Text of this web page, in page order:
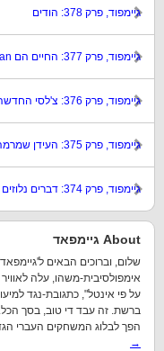
גיימפוד, פרק 378: הודים
גיימפוד, פרק 377: החיים הם Iron Man
גיימפוד, פרק 376: צ'לסי החדשה ביורק החדשה
גיימפוד, פרק 375: העידן שמרמה (סיכום שנת 2025)
גיימפוד, פרק 374: דברים נלוזים
About גיימפאד
אימפולסיבית-משהו, עלה
על פי אינטל", כתגובת-נגד
ברשת. זה עבד די טוב, בסך
הפך לבלוג המשחקים העברי
→